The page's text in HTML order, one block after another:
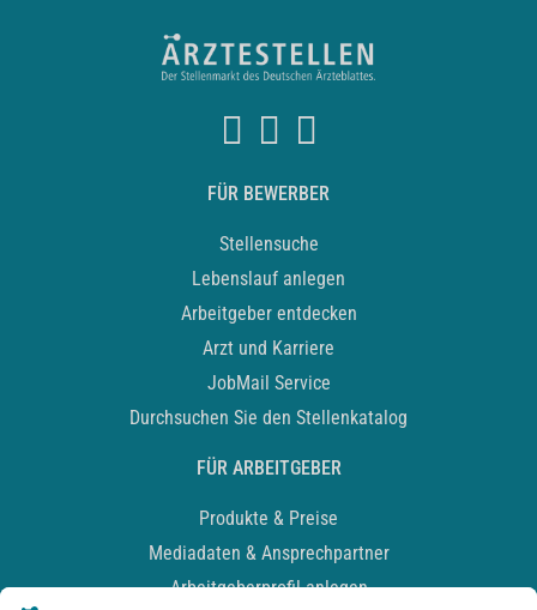
FÜR BEWERBER
Stellensuche
Lebenslauf anlegen
Arbeitgeber entdecken
Arzt und Karriere
JobMail Service
Durchsuchen Sie den Stellenkatalog
FÜR ARBEITGEBER
Produkte & Preise
Mediadaten & Ansprechpartner
Arbeitgeberprofil anlegen